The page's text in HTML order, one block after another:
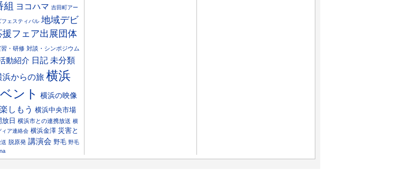
組 ヨコハマ 吉田町アー
フェスティバル 地域デビ
援フェア出展団体
・研修 対談・シンポジウム
動紹介 日記 未分類
浜からの旅 横浜
ント
横浜の映像
しもう 横浜中央市場
日 横浜市との連携放送 横
ィア連絡会 横浜金澤 災害と
脱原発 講演会 野毛 野毛